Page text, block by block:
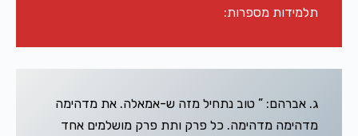
תלמידות מספרות:
ג. אברהם: ” טוב נתחיל מזה ש-אמאלה. את מדהימה
מדהימה מדהימה. כל פרק ותת פרק מושלמים אחד